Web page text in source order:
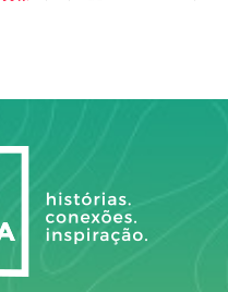
sistema